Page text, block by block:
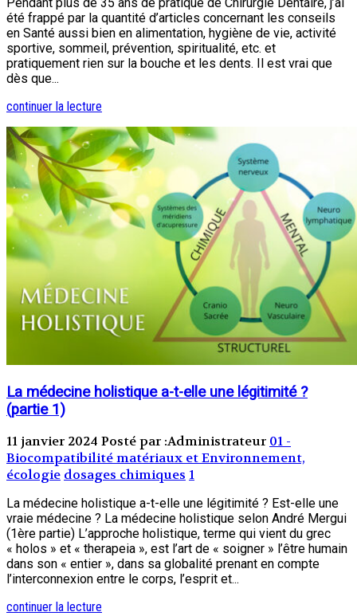
été frappé par la quantité d’articles concernant les conseils
en Santé aussi bien en alimentation, hygiène de vie, activité
sportive, sommeil, prévention, spiritualité, etc. et
pratiquement rien sur la bouche et les dents. Il est vrai que
dès que...
continuer la lecture
La médecine holistique a-t-elle une légitimité ?
(partie 1)
11 janvier 2024 Posté par :Administrateur 01 -
Biocompatibilité matériaux et Environnement,
écologie dosages chimiques 1
La médecine holistique a-t-elle une légitimité ? Est-elle une
vraie médecine ? La médecine holistique selon André Mergui
(1ère partie) L’approche holistique, terme qui vient du grec
« holos » et « therapeia », est l’art de « soigner » l’être humain
dans son « entier », dans sa globalité prenant en compte
l’interconnexion entre le corps, l’esprit et...
continuer la lecture